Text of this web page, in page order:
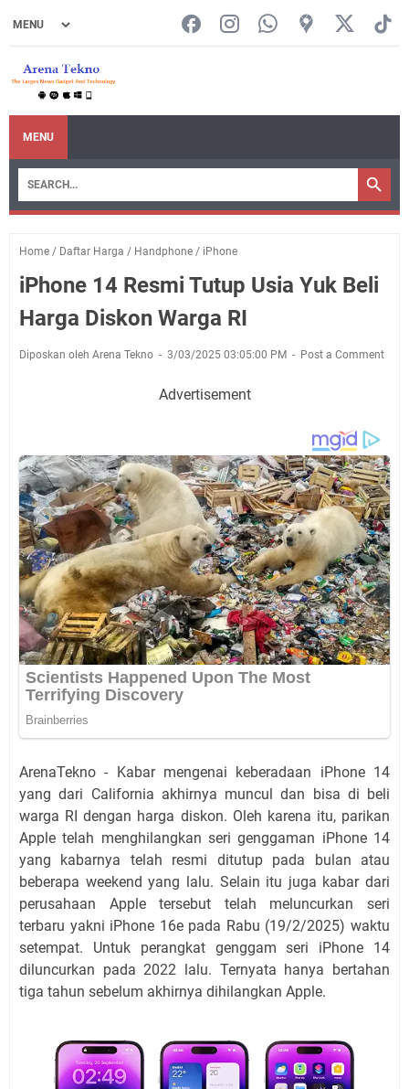
MENU
Home / Daftar Harga / Handphone / iPhone
iPhone 14 Resmi Tutup Usia Yuk Beli
Harga Diskon Warga RI
Diposkan oleh Arena Tekno 3/03/2025 03:05:00 PM Post a Comment
Advertisement
ArenaTekno - Kabar mengenai keberadaan iPhone 14
yang dari California akhirnya muncul dan bisa di beli
warga RI dengan harga diskon. Oleh karena itu, parikan
Apple telah menghilangkan seri genggaman iPhone 14
yang kabarnya telah resmi ditutup pada bulan atau
beberapa weekend yang lalu. Selain itu juga kabar dari
perusahaan Apple tersebut telah meluncurkan seri
terbaru yakni iPhone 16e pada Rabu (19/2/2025) waktu
setempat. Untuk perangkat genggam seri iPhone 14
diluncurkan pada 2022 lalu. Ternyata hanya bertahan
tiga tahun sebelum akhirnya dihilangkan Apple.